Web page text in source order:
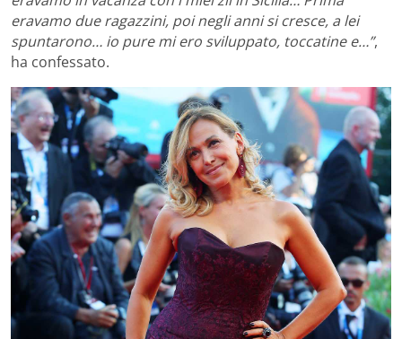
eravamo due ragazzini, poi negli anni si cresce, a lei
spuntarono… io pure mi ero sviluppato, toccatine e…”,
ha confessato.